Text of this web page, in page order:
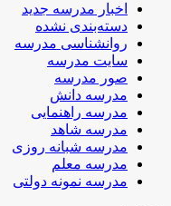
اخبار مدرسه جدید
دسته‌بندی نشده
روانشناسی مدرسه
سایت مدرسه
صور مدرسه
مدرسه دانش
مدرسه راهنمایی
مدرسه شاهد
مدرسه شبانه روزی
مدرسه معلم
مدرسه نمونه دولتی